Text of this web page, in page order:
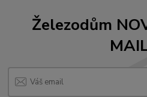
Železodům